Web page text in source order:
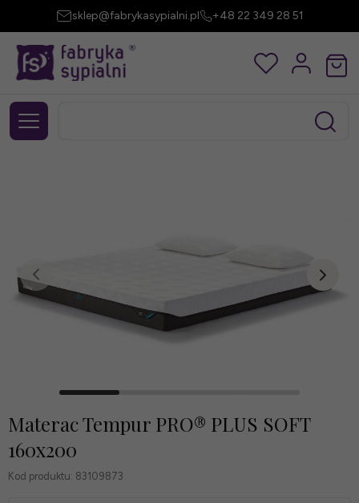
sklep@fabrykasypialni.pl +48 22 349 28 51
Materac Tempur PRO® PLUS SOFT
160x200
Kod produktu: 83109873